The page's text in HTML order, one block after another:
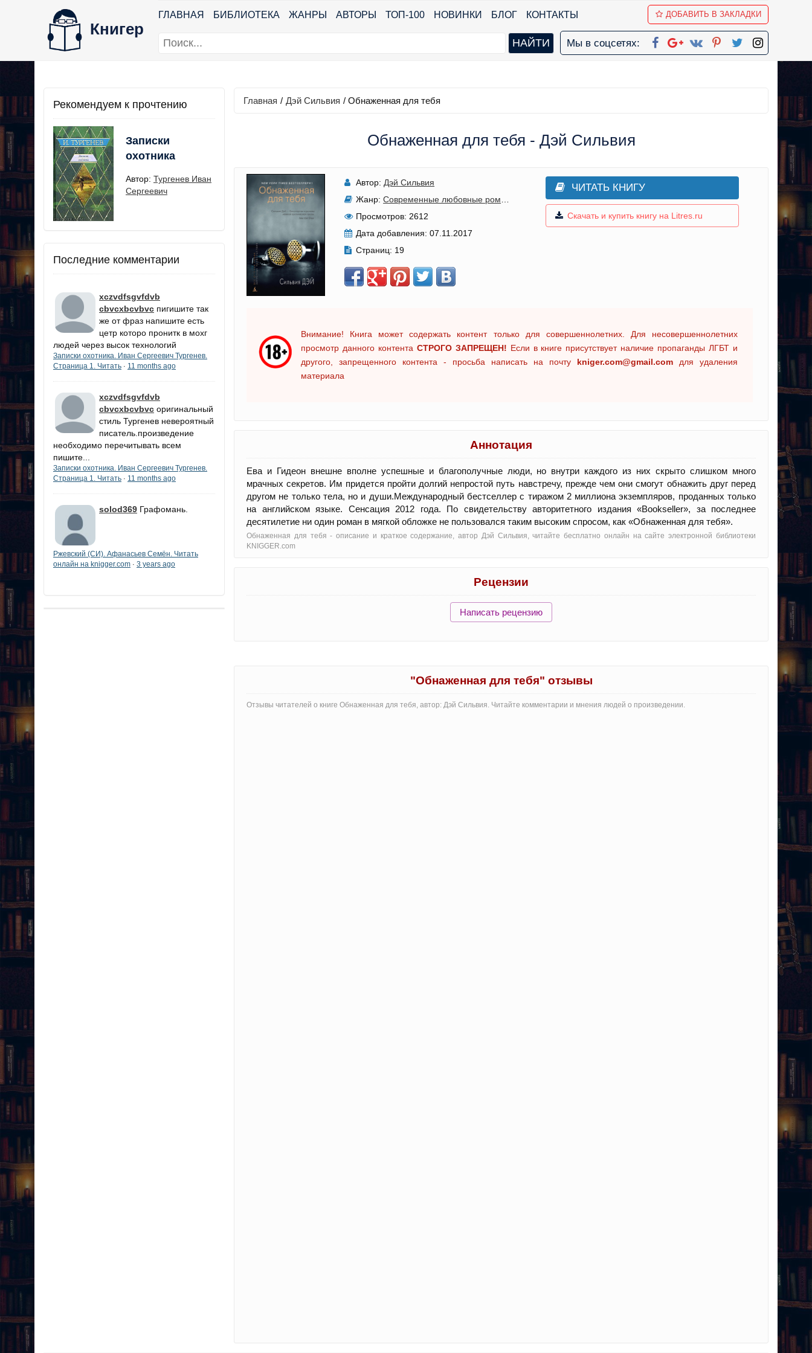
Книгер
ГЛАВНАЯ БИБЛИОТЕКА ЖАНРЫ АВТОРЫ ТОП-100 НОВИНКИ БЛОГ КОНТАКТЫ ДОБАВИТЬ В ЗАКЛАДКИ
Мы в соцсетях:
Рекомендуем к прочтению
Записки
охотника
Автор: Тургенев Иван
Сергеевич
Последние комментарии
xczvdfsgvfdvb
cbvcxbcvbvc пигишите так
же от фраз напишите есть
цетр которо пронитк в мохг
людей через высок технологий
Записки охотника. Иван Сергеевич Тургенев.
Страница 1. Читать · 11 months ago
xczvdfsgvfdvb
cbvcxbcvbvc оригинальный
стиль Тургенев невероятный
писатель.произведение
необходимо перечитывать всем
пишите...
Записки охотника. Иван Сергеевич Тургенев.
Страница 1. Читать · 11 months ago
solod369 Графомань.
Ржевский (СИ). Афанасьев Семён. Читать
онлайн на knigger.com · 3 years ago
Главная / Дэй Сильвия / Обнаженная для тебя
Обнаженная для тебя - Дэй Сильвия
Автор: Дэй Сильвия
Жанр: Современные любовные романы
Эротика
Просмотров: 2612
Дата добавления: 07.11.2017
Страниц: 19
ЧИТАТЬ КНИГУ
Скачать и купить книгу на Litres.ru
Внимание! Книга может содержать контент только для совершеннолетних. Для несовершеннолетних
просмотр данного контента СТРОГО ЗАПРЕЩЕН! Если в книге присутствует наличие пропаганды ЛГБТ и
другого, запрещенного контента - просьба написать на почту kniger.com@gmail.com для удаления
материала
Аннотация
Ева и Гидеон внешне вполне успешные и благополучные люди, но внутри каждого из них скрыто слишком много
мрачных секретов. Им придется пройти долгий непростой путь навстречу, прежде чем они смогут обнажить друг перед
другом не только тела, но и души.Международный бестселлер с тиражом 2 миллиона экземпляров, проданных только
на английском языке. Сенсация 2012 года. По свидетельству авторитетного издания «Bookseller», за последнее
десятилетие ни один роман в мягкой обложке не пользовался таким высоким спросом, как «Обнаженная для тебя».
Обнаженная для тебя - oписание и краткое содержание, автор Дэй Сильвия, читайте бесплатно онлайн на сайте электронной библиотеки
KNIGGER.com
Рецензии
Написать рецензию
"Обнаженная для тебя" отзывы
Отзывы читателей о книге Обнаженная для тебя, автор: Дэй Сильвия. Читайте комментарии и мнения людей о произведении.